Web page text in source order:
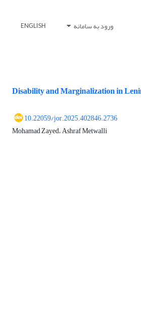
ورود به سامانه ENGLISH
Disability and Marginalization in
10.22059/jor.2025.402846.2736
Mohamad Zayed، Ashraf Metwalli